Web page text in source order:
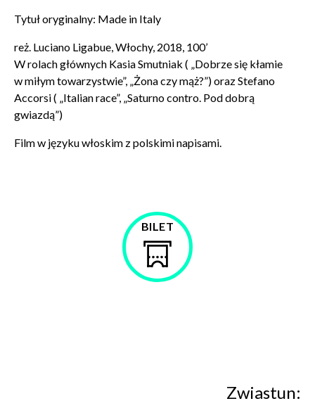
POTWIERDŹ ADRES EMAIL
w celu skorzystania z usługi newsletter.
WYŚLIJ
Tytuł oryginalny: Made in Italy
reż. Luciano Ligabue, Włochy, 2018, 100’
W rolach głównych Kasia Smutniak ( „Dobrze się kłamie
w miłym towarzystwie”, „Żona czy mąż?”) oraz Stefano
Accorsi ( „Italian race”, „Saturno contro. Pod dobrą
gwiazdą”)
Film w języku włoskim z polskimi napisami.
Kup
bilet
BILET
Zwiastun: